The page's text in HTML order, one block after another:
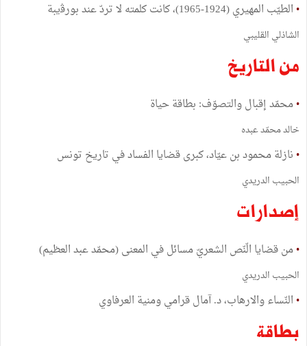
• الطيّب المهيري (1924-1965)، كانت كلمته لا تردّ عند بورﭬيبة
الشاذلي القليبي
من التاريخ
•محمّد إقبال والتصوّف: بطاقة حياة
خالد محمّد عبده
• نازلة محمود بن عيّاد، كبرى قضايا الفساد في تاريخ تونس
الحبيب الدريدي
إصدارات
•من قضايا الّنّص الشعريّ مسائل في المعنى (محمّد عبد العظيم)
الحبيب الدريدي
• النّساء والارهاب، د. آمال قرامي ومنية العرفاوي
بطاقة